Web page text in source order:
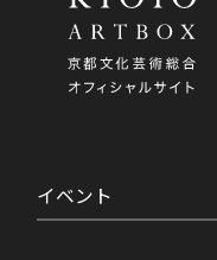
イベント